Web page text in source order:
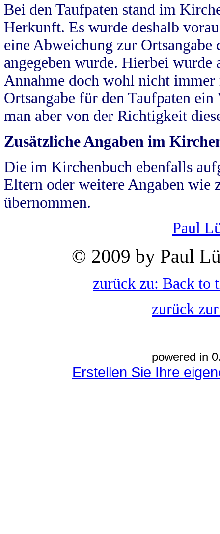
Bei den Taufpaten stand im
Herkunft. Es wurde deshalb
eine Abweichung zur
angegeben wurde. Hierbei wurde
Annahme doch wohl nicht
Ortsangabe für den Taufpaten
man aber von der Richtigkeit
Zusätzliche Angaben im
Die im Kirchenbuch ebenfalls
Eltern oder weitere Angaben wie
übernommen.
Paul
© 2009 by Paul
zurück zu: Back to
zurück
powered in
Erstellen Sie Ihre